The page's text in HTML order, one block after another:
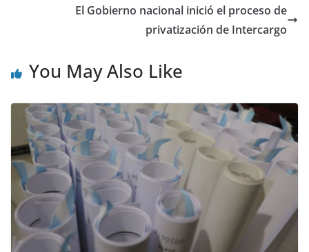
El Gobierno nacional inició el proceso de
privatización de Intercargo
You May Also Like